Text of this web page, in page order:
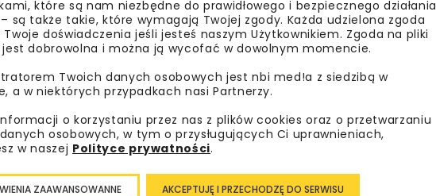
które są nam niezbędne do prawidłowego i bezpiecznego działania
są także takie, które wymagają Twojej zgody. Każda udzielona zgoda
doświadczenia jeśli jesteś naszym Użytkownikiem. Zgoda na pliki
dobrowolna i można ją wycofać w dowolnym momencie.
Twoich danych osobowych jest nbi med!a z siedzibą w
a w niektórych przypadkach nasi Partnerzy.
o korzystaniu przez nas z plików cookies oraz o przetwarzaniu
osobowych, w tym o przysługujących Ci uprawnieniach,
w naszej Polityce prywatności.
AKCEPTUJĘ I PRZECHODZĘ DO SERWISU
ZAAWANSOWANNE